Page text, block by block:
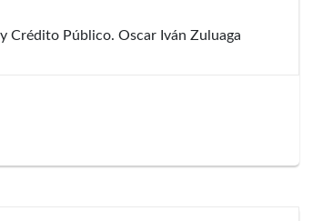
Crédito Público. Oscar Iván Zuluaga